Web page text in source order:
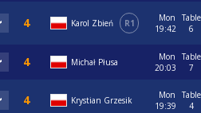
Karol Zbień R1
Mon
19:42
Table
6
Michał Płusa
Mon
20:03
Table
7
Krystian Grzesik
Mon
19:39
Table
4